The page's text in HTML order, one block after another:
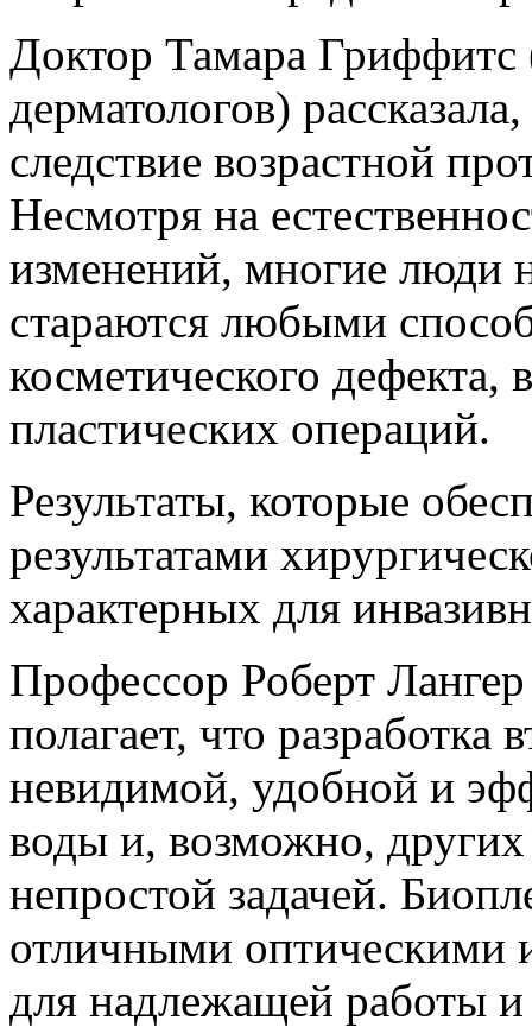
Доктор Тамара Гриффитс
дерматологов)
следствие возрастной
Несмотря на
изменений, многие люди
стараются любыми
косметического
пластических операций.
Результаты, которые
результатами
характерных для
Профессор Роберт
полагает, что разработка
невидимой, удобной и
воды и, возможно, других
непростой задачей.
отличными оптическими
для надлежащей работы и